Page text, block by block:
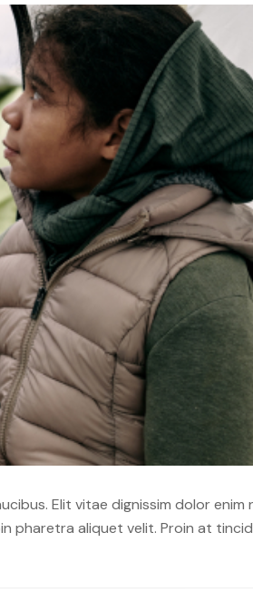
Elit vitae dignissim dolor
pharetra aliquet velit. Proin at